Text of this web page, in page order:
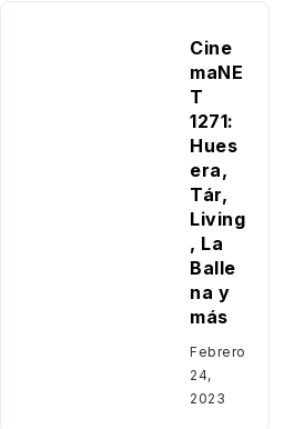
Cine
maNE
T
1271:
Hues
era,
Tár,
Living
, La
Balle
na y
más
Febrero
24,
2023